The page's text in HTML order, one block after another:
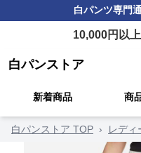
白パンツ専門
10,000円以
白パンストア
新着商品 商
白パンストア TOP › レディ